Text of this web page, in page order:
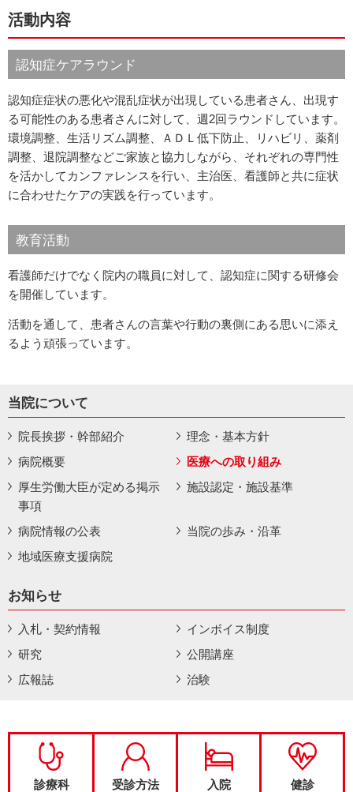
活動内容
認知症ケアラウンド
認知症症状の悪化や混乱症状が出現している患者さん、出現す
る可能性のある患者さんに対して、週2回ラウンドしています。
環境調整、生活リズム調整、ＡＤＬ低下防止、リハビリ、薬剤
調整、退院調整などご家族と協力しながら、それぞれの専門性
を活かしてカンファレンスを行い、主治医、看護師と共に症状
に合わせたケアの実践を行っています。
教育活動
看護師だけでなく院内の職員に対して、認知症に関する研修会
を開催しています。
活動を通して、患者さんの言葉や行動の裏側にある思いに添え
るよう頑張っています。
当院について
院長挨拶・幹部紹介
理念・基本方針
病院概要
医療への取り組み
厚生労働大臣が定める掲示
事項
施設認定・施設基準
病院情報の公表
当院の歩み・沿革
地域医療支援病院
お知らせ
入札・契約情報
インボイス制度
研究
公開講座
広報誌
治験
診療科 受診方法 入院 健診